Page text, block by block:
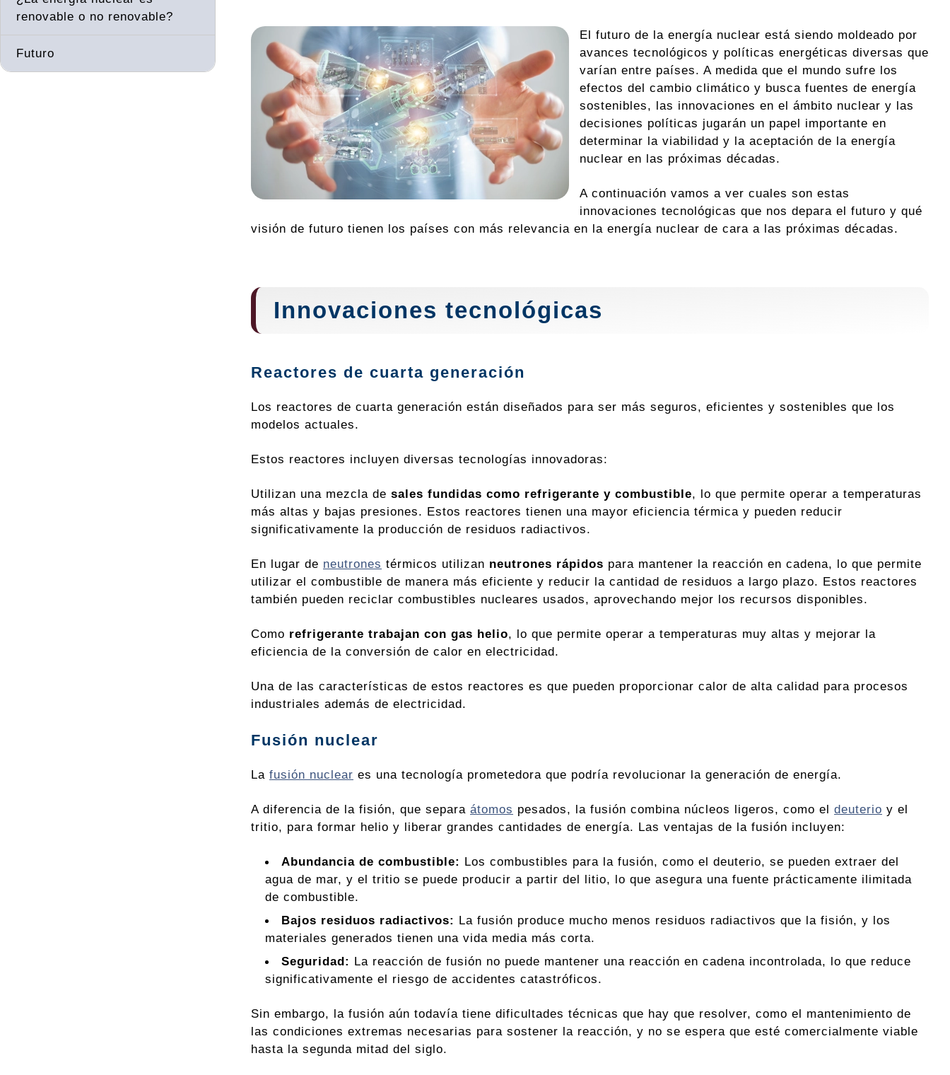
renovable o no renovable?
Futuro
El futuro de la energía nuclear está siendo moldeado por
avances tecnológicos y políticas energéticas diversas que
varían entre países. A medida que el mundo sufre los
efectos del cambio climático y busca fuentes de energía
sostenibles, las innovaciones en el ámbito nuclear y las
decisiones políticas jugarán un papel importante en
determinar la viabilidad y la aceptación de la energía
nuclear en las próximas décadas.
A continuación vamos a ver cuales son estas
innovaciones tecnológicas que nos depara el futuro y qué
visión de futuro tienen los países con más relevancia en la energía nuclear de cara a las próximas décadas.
Innovaciones tecnológicas
Reactores de cuarta generación
Los reactores de cuarta generación están diseñados para ser más seguros, eficientes y sostenibles que los
modelos actuales.
Estos reactores incluyen diversas tecnologías innovadoras:
Utilizan una mezcla de sales fundidas como refrigerante y combustible, lo que permite operar a temperaturas
más altas y bajas presiones. Estos reactores tienen una mayor eficiencia térmica y pueden reducir
significativamente la producción de residuos radiactivos.
En lugar de neutrones térmicos utilizan neutrones rápidos para mantener la reacción en cadena, lo que permite
utilizar el combustible de manera más eficiente y reducir la cantidad de residuos a largo plazo. Estos reactores
también pueden reciclar combustibles nucleares usados, aprovechando mejor los recursos disponibles.
Como refrigerante trabajan con gas helio, lo que permite operar a temperaturas muy altas y mejorar la
eficiencia de la conversión de calor en electricidad.
Una de las características de estos reactores es que pueden proporcionar calor de alta calidad para procesos
industriales además de electricidad.
Fusión nuclear
La fusión nuclear es una tecnología prometedora que podría revolucionar la generación de energía.
A diferencia de la fisión, que separa átomos pesados, la fusión combina núcleos ligeros, como el deuterio y el
tritio, para formar helio y liberar grandes cantidades de energía. Las ventajas de la fusión incluyen:
Abundancia de combustible: Los combustibles para la fusión, como el deuterio, se pueden extraer del
agua de mar, y el tritio se puede producir a partir del litio, lo que asegura una fuente prácticamente ilimitada
de combustible.
Bajos residuos radiactivos: La fusión produce mucho menos residuos radiactivos que la fisión, y los
materiales generados tienen una vida media más corta.
Seguridad: La reacción de fusión no puede mantener una reacción en cadena incontrolada, lo que reduce
significativamente el riesgo de accidentes catastróficos.
Sin embargo, la fusión aún todavía tiene dificultades técnicas que hay que resolver, como el mantenimiento de
las condiciones extremas necesarias para sostener la reacción, y no se espera que esté comercialmente viable
hasta la segunda mitad del siglo.